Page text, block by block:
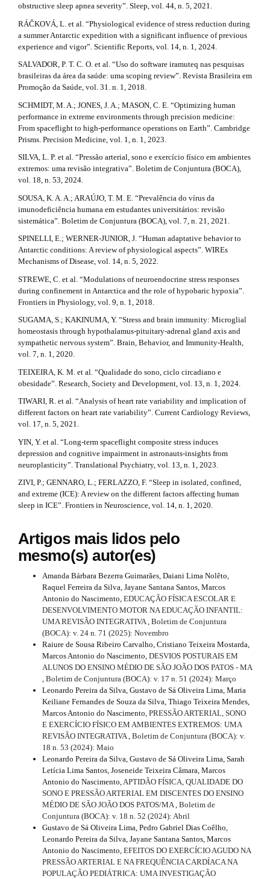
obstructive sleep apnea severity”. Sleep, vol. 44, n. 5, 2021.
RÁČKOVÁ, L. et al. “Physiological evidence of stress reduction during
a summer Antarctic expedition with a significant influence of previous
experience and vigor”. Scientific Reports, vol. 14, n. 1, 2024.
SALVADOR, P. T. C. O. et al. “Uso do software iramuteq nas pesquisas
brasileiras da área da saúde: uma scoping review”. Revista Brasileira em
Promoção da Saúde, vol. 31. n. 1, 2018.
SCHMIDT, M. A.; JONES, J. A.; MASON, C. E. “Optimizing human
performance in extreme environments through precision medicine:
From spaceflight to high-performance operations on Earth”. Cambridge
Prisms. Precision Medicine, vol. 1, n. 1, 2023.
SILVA, L. P. et al. “Pressão arterial, sono e exercício físico em ambientes
extremos: uma revisão integrativa”. Boletim de Conjuntura (BOCA),
vol. 18, n. 53, 2024.
SOUSA, K. A. A.; ARAÚJO, T. M. E. “Prevalência do vírus da
imunodeficiência humana em estudantes universitários: revisão
sistemática”. Boletim de Conjuntura (BOCA), vol. 7, n. 21, 2021.
SPINELLI, E.; WERNER-JUNIOR, J. “Human adaptative behavior to
Antarctic conditions: A review of physiological aspects”. WIREs
Mechanisms of Disease, vol. 14, n. 5, 2022.
STREWE, C. et al. “Modulations of neuroendocrine stress responses
during confinement in Antarctica and the role of hypobaric hypoxia”.
Frontiers in Physiology, vol. 9, n. 1, 2018.
SUGAMA, S.; KAKINUMA, Y. “Stress and brain immunity: Microglial
homeostasis through hypothalamus-pituitary-adrenal gland axis and
sympathetic nervous system”. Brain, Behavior, and Immunity-Health,
vol. 7, n. 1, 2020.
TEIXEIRA, K. M. et al. “Qualidade do sono, ciclo circadiano e
obesidade”. Research, Society and Development, vol. 13, n. 1, 2024.
TIWARI, R. et al. “Analysis of heart rate variability and implication of
different factors on heart rate variability”. Current Cardiology Reviews,
vol. 17, n. 5, 2021.
YIN, Y. et al. “Long-term spaceflight composite stress induces
depression and cognitive impairment in astronauts-insights from
neuroplasticity”. Translational Psychiatry, vol. 13, n. 1, 2023.
ZIVI, P.; GENNARO, L.; FERLAZZO, F. “Sleep in isolated, confined,
and extreme (ICE): A review on the different factors affecting human
sleep in ICE”. Frontiers in Neuroscience, vol. 14, n. 1, 2020.
Artigos mais lidos pelo
mesmo(s) autor(es)
Amanda Bárbara Bezerra Guimarães, Daiani Lima Nolêto,
Raquel Ferreira da Silva, Jayane Santana Santos, Marcos
Antonio do Nascimento, EDUCAÇÃO FÍSICA ESCOLAR E
DESENVOLVIMENTO MOTOR NA EDUCAÇÃO INFANTIL:
UMA REVISÃO INTEGRATIVA, Boletim de Conjuntura
(BOCA): v. 24 n. 71 (2025): Novembro
Raiure de Sousa Ribeiro Carvalho, Cristiano Teixeira Mostarda,
Marcos Antonio do Nascimento, DESVIOS POSTURAIS EM
ALUNOS DO ENSINO MÉDIO DE SÃO JOÃO DOS PATOS - MA
, Boletim de Conjuntura (BOCA): v. 17 n. 51 (2024): Março
Leonardo Pereira da Silva, Gustavo de Sá Oliveira Lima, Maria
Keiliane Fernandes de Souza da Silva, Thiago Teixeira Mendes,
Marcos Antonio do Nascimento, PRESSÃO ARTERIAL, SONO
E EXERCÍCIO FÍSICO EM AMBIENTES EXTREMOS: UMA
REVISÃO INTEGRATIVA, Boletim de Conjuntura (BOCA): v.
18 n. 53 (2024): Maio
Leonardo Pereira da Silva, Gustavo de Sá Oliveira Lima, Sarah
Letícia Lima Santos, Joseneide Teixeira Câmara, Marcos
Antonio do Nascimento,APTIDÃO FÍSICA, QUALIDADE DO
SONO E PRESSÃO ARTERIAL EM DISCENTES DO ENSINO
MÉDIO DE SÃO JOÃO DOS PATOS/MA, Boletim de
Conjuntura (BOCA): v. 18 n. 52 (2024): Abril
Gustavo de Sá Oliveira Lima, Pedro Gabriel Dias Coêlho,
Leonardo Pereira da Silva, Jayane Santana Santos, Marcos
Antonio do Nascimento, EFEITOS DO EXERCÍCIO AGUDO NA
PRESSÃO ARTERIAL E NA FREQUÊNCIA CARDÍACA NA
POPULAÇÃO PEDIÁTRICA: UMA INVESTIGAÇÃO